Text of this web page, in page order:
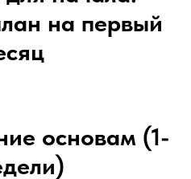
на первый
основам (1-